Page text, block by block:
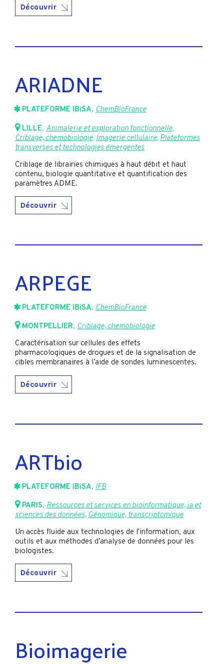
Découvrir
ARIADNE
PLATEFORME IBiSA, ChemBioFrance
LILLE, Animalerie et exploration fonctionnelle,
Criblage, chemobiologie, Imagerie cellulaire, Plateformes
transverses et technologies émergentes
Criblage de librairies chimiques à haut débit et haut
contenu, biologie quantitative et quantification des
paramètres ADME.
Découvrir
ARPEGE
PLATEFORME IBiSA, ChemBioFrance
MONTPELLIER, Criblage, chemobiologie
Caractérisation sur cellules des effets
pharmacologiques de drogues et de la signalisation de
cibles membranaires à l’aide de sondes luminescentes.
Découvrir
ARTbio
PLATEFORME IBiSA, IFB
PARIS, Ressources et services en bioinformatique, ia et
sciences des données,Génomique, transcriptomique
Un accès fluide aux technologies de l'information, aux
outils et aux méthodes d’analyse de données pour les
biologistes.
Découvrir
Bioimagerie